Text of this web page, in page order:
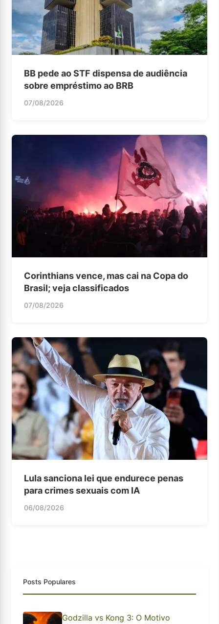
BB pede ao STF dispensa de audiência
sobre empréstimo ao BRB
07/08/2026
Corinthians vence, mas cai na Copa do
Brasil; veja classificados
07/08/2026
Lula sanciona lei que endurece penas
para crimes sexuais com IA
06/08/2026
Posts Populares
Godzilla vs Kong 3: O Motivo